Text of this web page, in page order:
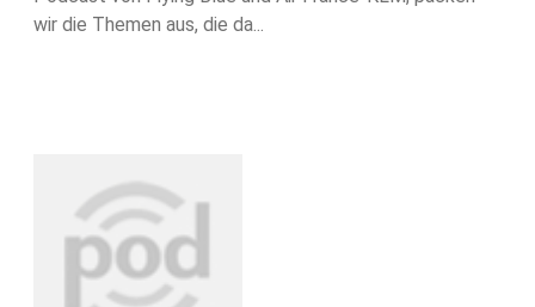
wir die Themen aus, die da...